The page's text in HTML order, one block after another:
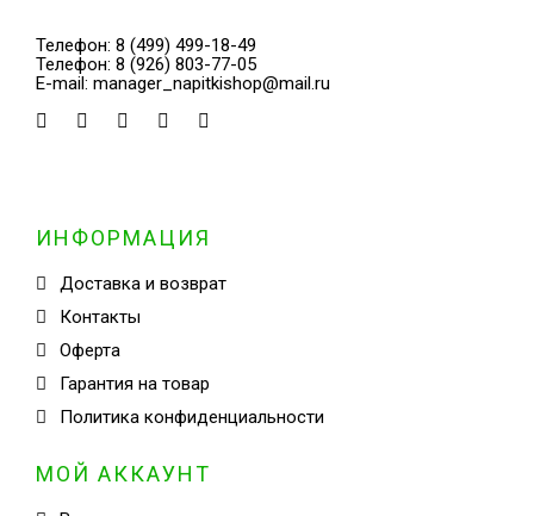
Телефон: 8 (499) 499-18-49
Телефон: 8 (926) 803-77-05
E-mail: manager_napitkishop@mail.ru
ИНФОРМАЦИЯ
Доставка и возврат
Контакты
Оферта
Гарантия на товар
Политика конфиденциальности
МОЙ АККАУНТ